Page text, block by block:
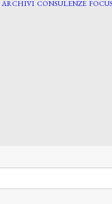
ARCHIVI CONSULENZE